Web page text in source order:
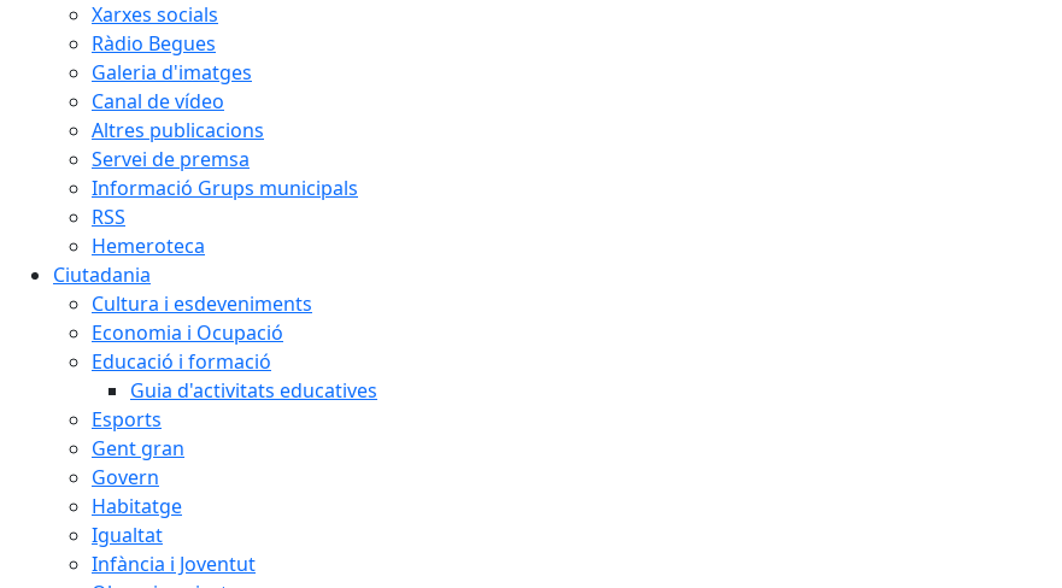
Xarxes socials
Ràdio Begues
Galeria d'imatges
Canal de vídeo
Altres publicacions
Servei de premsa
Informació Grups municipals
RSS
Hemeroteca
Ciutadania
Cultura i esdeveniments
Economia i Ocupació
Educació i formació
Guia d'activitats educatives
Esports
Gent gran
Govern
Habitatge
Igualtat
Infància i Joventut